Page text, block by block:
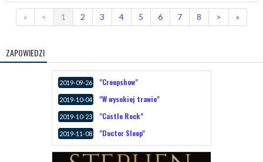
« < 1 2 3 4 5 6 7 8 > »
ZAPOWIEDZI
2019-09-26 "Creepshow"
2019-10-04 "W wysokiej trawie"
2019-10-23 "Castle Rock"
2019-11-08 "Doctor Sleep"